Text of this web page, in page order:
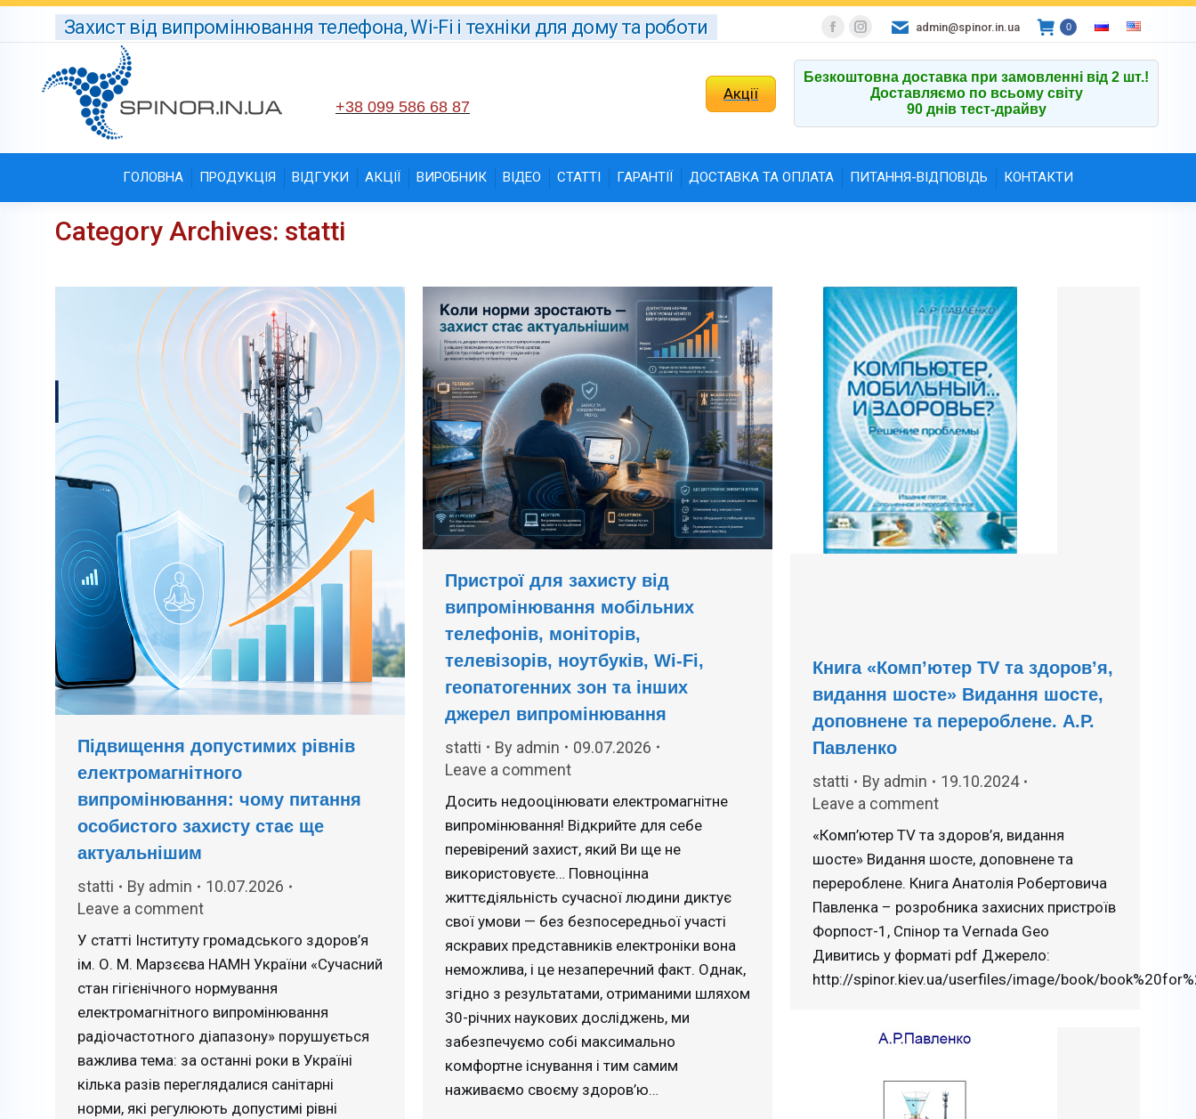
Захист від випромінювання телефона, Wi-Fi і техніки для дому та роботи
Facebook
page
opens
new
window
Instagram
page
opens
in
new
window
admin@spinor.in.ua 0
+38 099 586 68 87
Акції
Безкоштовна доставка при замовленні від 2 шт.!
Доставляємо по всьому світу
90 днів тест-драйву
ГОЛОВНА ПРОДУКЦІЯ ВІДГУКИ АКЦІЇ ВИРОБНИК ВІДЕО СТАТТІ ГАРАНТІЇ ДОСТАВКА ТА ОПЛАТА ПИТАННЯ-ВІДПОВІДЬ КОНТАКТИ
Category Archives: statti
Підвищення допустимих рівнів
електромагнітного
випромінювання: чому питання
особистого захисту стає ще
актуальнішим
statti By admin
10.07.2026
Leave a comment
У статті Інституту громадського здоров’я
ім. О. М. Марзєєва НАМН України «Сучасний
стан гігієнічного нормування
електромагнітного випромінювання
радіочастотного діапазону» порушується
важлива тема: за останні роки в Україні
кілька разів переглядалися санітарні
норми, які регулюють допустимі рівні
Пристрої для захисту від
випромінювання мобільних
телефонів, моніторів,
телевізорів, ноутбуків, Wi-Fi,
геопатогенних зон та інших
джерел випромінювання
statti By admin
09.07.2026
Leave a comment
Досить недооцінювати електромагнітне
випромінювання! Відкрийте для себе
перевірений захист, який Ви ще не
використовуєте… Повноцінна
життєдіяльність сучасної людини диктує
свої умови — без безпосередньої участі
яскравих представників електроніки вона
неможлива, і це незаперечний факт. Однак,
згідно з результатами, отриманими шляхом
30-річних наукових досліджень, ми
забезпечуємо собі максимально
комфортне існування і тим самим
наживаємо своєму здоров’ю…
Книга «Комп’ютер TV та здоров’я,
видання шосте» Видання шосте,
доповнене та перероблене. А.Р.
Павленко
statti By admin
19.10.2024
Leave a comment
«Комп’ютер TV та здоров’я, видання
шосте» Видання шосте, доповнене та
перероблене. Книга Анатолія Робертовича
Павленка – розробника захисних пристроїв
Форпост-1, Спінор та Vernada Geo
Дивитись у форматі pdf Джерело:
http://spinor.kiev.ua/userfiles/image/book/